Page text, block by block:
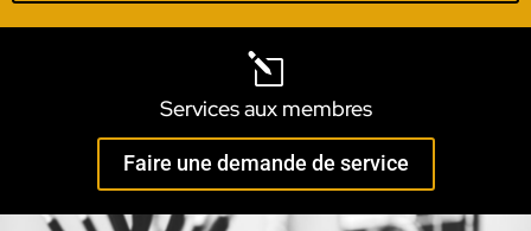
l
Services aux membres
Faire une demande de service